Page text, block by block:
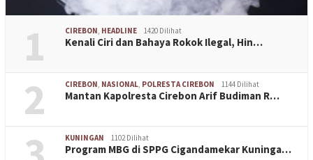
1 CIREBON, HEADLINE 1420 Dilihat
Kenali Ciri dan Bahaya Rokok Ilegal, Hin…
2 CIREBON, NASIONAL, POLRESTA CIREBON 1144 Dilihat
Mantan Kapolresta Cirebon Arif Budiman R…
KUNINGAN 1102 Dilihat
Program MBG di SPPG Cigandamekar Kuninga…